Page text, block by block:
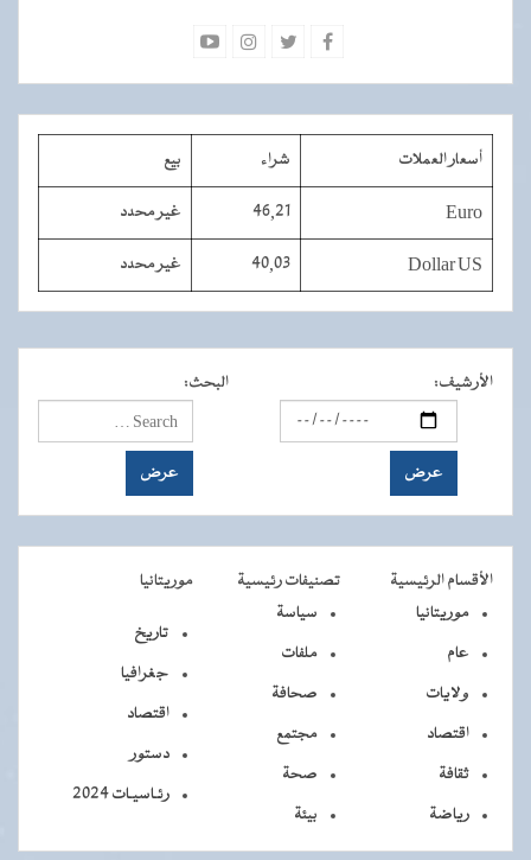
أسعار العملات شراء بيع
Euro
46,21 غير محدد
Dollar US
40,03 غير محدد
الأرشيف: البحث:
الأقسام الرئيسية تصنيفات رئيسية
موريتانيا
موريتانيا
عام
ولايات
اقتصاد
ثقافة
رياضة
سياسة
ملفات
صحافة
مجتمع
صحة
بيئة
تاريخ
جغرافيا
اقتصاد
دستور
رئـاسيـات 2024